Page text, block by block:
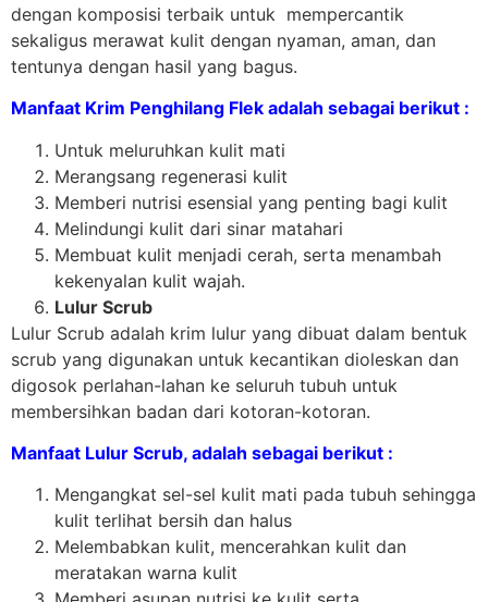
dengan komposisi terbaik untuk mempercantik
sekaligus merawat kulit dengan nyaman, aman, dan
tentunya dengan hasil yang bagus.
Manfaat Krim Penghilang Flek adalah sebagai berikut :
Untuk meluruhkan kulit mati
Merangsang regenerasi kulit
Memberi nutrisi esensial yang penting bagi kulit
Melindungi kulit dari sinar matahari
Membuat kulit menjadi cerah, serta menambah
kekenyalan kulit wajah.
Lulur Scrub
Lulur Scrub adalah krim lulur yang dibuat dalam bentuk
scrub yang digunakan untuk kecantikan dioleskan dan
digosok perlahan-lahan ke seluruh tubuh untuk
membersihkan badan dari kotoran-kotoran.
Manfaat Lulur Scrub, adalah sebagai berikut :
Mengangkat sel-sel kulit mati pada tubuh sehingga
kulit terlihat bersih dan halus
Melembabkan kulit, mencerahkan kulit dan
meratakan warna kulit